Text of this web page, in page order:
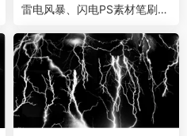
雷电风暴、闪电PS素材笔刷下